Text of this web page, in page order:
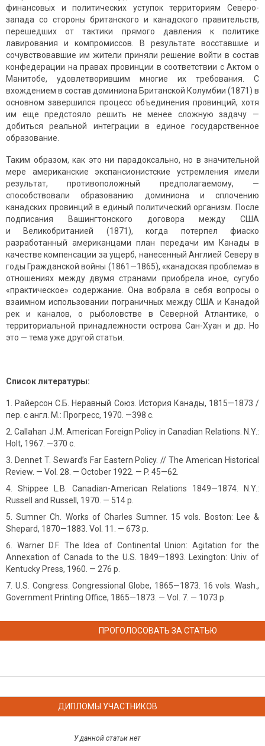
финансовых и политических уступок территориям Северо-
запада со стороны британского и канадского правительств,
перешедших от тактики прямого давления к политике
лавирования и компромиссов. В результате восставшие и
сочувствовавшие им жители приняли решение войти в состав
конфедерации на правах провинции в соответствии с Актом о
Манитобе, удовлетворившим многие их требования. С
вхождением в состав доминиона Британской Колумбии (1871) в
основном завершился процесс объединения провинций, хотя
им еще предстояло решить не менее сложную задачу —
добиться реальной интеграции в единое государственное
образование.
Таким образом, как это ни парадоксально, но в значительной
мере американские экспансионистские устремления имели
результат, противоположный предполагаемому, —
способствовали образованию доминиона и сплочению
канадских провинций в единый политический организм. После
подписания Вашингтонского договора между США
и Великобританией (1871), когда потерпел фиаско
разработанный американцами план передачи им Канады в
качестве компенсации за ущерб, нанесенный Англией Северу в
годы Гражданской войны (1861—1865), «канадская проблема» в
отношениях между двумя странами приобрела иное, сугубо
«практическое» содержание. Она вобрала в себя вопросы о
взаимном использовании пограничных между США и Канадой
рек и каналов, о рыболовстве в Северной Атлантике, о
территориальной принадлежности острова Сан-Хуан и др. Но
это — тема уже другой статьи.
Список литературы:
Райерсон С.Б. Неравный Союз. История Канады, 1815—1873 /
пер. с англ. М.: Прогресс, 1970. —398 с.
Callahan J.M. American Foreign Policy in Canadian Relations. N.Y.:
Holt, 1967. —370 c.
Dennet T. Seward’s Far Eastern Policy. // The American Historical
Review. — Vol. 28. — October 1922. — P. 45—62.
Shippee L.B. Canadian-American Relations 1849—1874. N.Y.:
Russell and Russell, 1970. — 514 p.
Sumner Ch. Works of Charles Sumner. 15 vols. Boston: Lee &
Shepard, 1870—1883. Vol. 11. — 673 p.
Warner D.F. The Idea of Continental Union: Agitation for the
Annexation of Canada to the U.S. 1849—1893. Lexington: Univ. of
Kentucky Press, 1960. — 276 р.
U.S. Congress. Congressional Globe, 1865—1873. 16 vols. Wash.,
Government Printing Office, 1865—1873. — Vol. 7. — 1073 p.
ПРОГОЛОСОВАТЬ ЗА СТАТЬЮ
ДИПЛОМЫ УЧАСТНИКОВ
У данной статьи нет